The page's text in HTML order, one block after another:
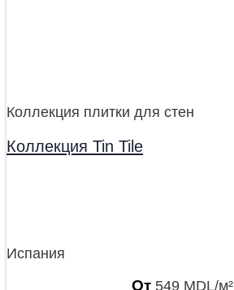
Коллекция плитки для стен
Коллекция Tin Tile
Испания
От 549 MDL/м²